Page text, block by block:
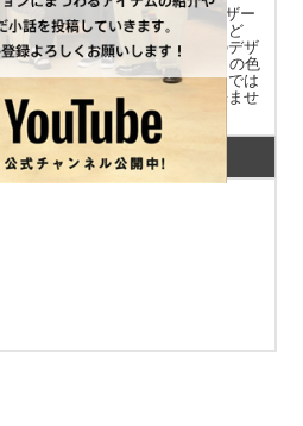
。ドローコードの通し穴はレザー
ーの補強がされていない場合など
タン、フードの色合い、タグのデザ
す。また、フードとジャケットの色
間隔は完全に一致するデザインでは
いてご指定いただくことは出来ませ
関連商品